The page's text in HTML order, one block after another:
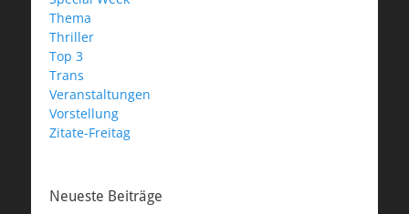
Thema
Thriller
Top 3
Trans
Veranstaltungen
Vorstellung
Zitate-Freitag
Neueste Beiträge